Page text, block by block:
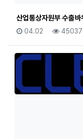
산업통상자원부 수출
등록일
04.02 조회